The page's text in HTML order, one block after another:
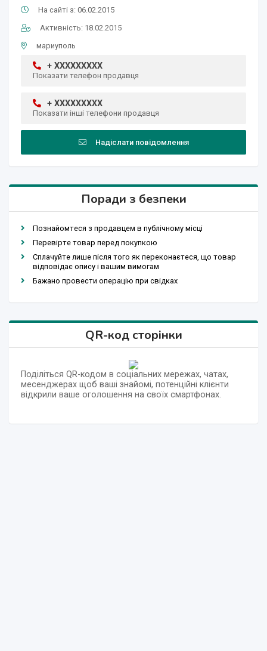
На сайті з: 06.02.2015
Активність: 18.02.2015
мариуполь
+ XXXXXXXXX
Показати телефон продавця
+ XXXXXXXXX
Показати інші телефони продавця
Надіслати повідомлення
Поради з безпеки
Познайомтеся з продавцем в публічному місці
Перевірте товар перед покупкою
Сплачуйте лише після того як переконаєтеся, що товар
відповідає опису і вашим вимогам
Бажано провести операцію при свідках
QR-код сторінки
Поділіться QR-кодом в соціальних мережах, чатах,
месенджерах щоб ваші знайомі, потенційні клієнти
відкрили ваше оголошення на своїх смартфонах.